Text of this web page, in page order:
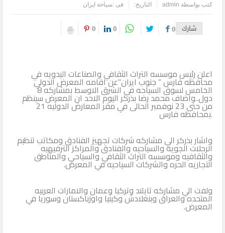
كتب بواسطة admin التاريخ: فى :سياحة ايران
شارك 0
0
0
اعلن رئيس موسسه التراث الثقافي والصناعات اليدويه في
محافظه فارس ” جنوب ايران”عن اقامه المعرض الدولي
الخامس لسوق السياحه في الشرق الاوسط بمشاركه 8
دول..واضاف محمد رضا بذركر اليوم الاحد ان المعرض سينظم
من ‪ 21 حتى 23 نوفمبر الحالى في مقر المعارض الدوليه
بمحافظه فارس.
واشار بذركر الي مشاركه شركات تجهيز الفنادق ومكاتب تنظيم
الرحلات الجويه والسياحيه والفنادق والمراكز الترفيهيه
والثقافيه وموسسه التراث الثقافي والسياحي والمناطق
التجاريه الحره والشركات السياحيه في المعرض.
ولفت الي مشاركه تايلند وتركيا وعمان والامارات العربيه
المتحده والعراق وبنغلادش وكينيا واوزباكستان وسوريا في
المعرض.